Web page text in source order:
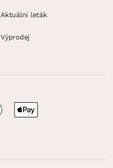
Aktuální leták
Výprodej